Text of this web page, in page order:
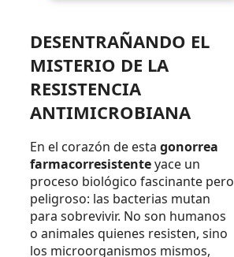
DESENTRAÑANDO EL
MISTERIO DE LA
RESISTENCIA
ANTIMICROBIANA
En el corazón de esta gonorrea
farmacorresistenteyace un
proceso biológico fascinante pero
peligroso: las bacterias mutan
para sobrevivir. No son humanos
o animales quienes resisten, sino
los microorganismos mismos,